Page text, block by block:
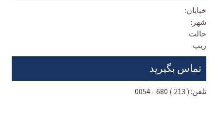
خیابان:
شهر:
حالت:
زیپ:
تماس بگیرید
تلفن: ( 213 ) 680 - 0054